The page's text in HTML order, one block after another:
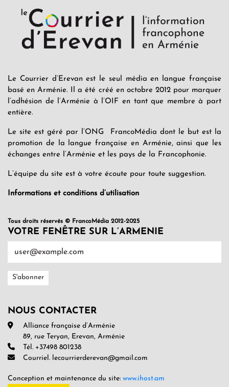
Le Courrier d’Erevan est le seul média en langue française
basé en Arménie. Il a été créé en octobre 2012 pour marquer
l’adhésion de l’Arménie à l’OIF en tant que membre à part
entière.
Le site est géré par l’ONG FrancoMédia dont le but est la
promotion de la langue française en Arménie, ainsi que les
échanges entre l’Arménie et les pays de la Francophonie.
L’équipe du site est à votre écoute pour toute suggestion.
Informations et conditions d’utilisation
Tous droits réservés © FrancoMédia 2012-2025
VOTRE FENÊTRE SUR L’ARMENIE
NOUS CONTACTER
Alliance française d’Arménie
89, rue Teryan, Erevan, Arménie
Tél. +37498 801238
Courriel. lecourrierderevan@gmail.com
Conception et maintenance du site: www.ihost.am